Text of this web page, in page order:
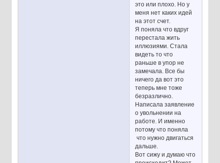
это или плохо. Но у
меня нет каких идей
на этот счет.
Я поняла что вдруг
перестала жить
иллюзиями. Стала
видеть то что
раньше в упор не
замечала. Все бы
ничего да вот это
теперь мне тоже
безразлично.
Написала заявление
о увольнении на
работе. И именно
потому что поняла
что нужно двигаться
дальше.
Вот сижу и думаю что